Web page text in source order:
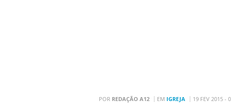
POR REDAÇÃO A12 EM IGREJA 19 FEV 2015 -